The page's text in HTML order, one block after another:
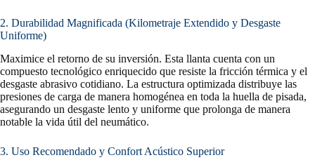
2. Durabilidad Magnificada (Kilometraje Extendido y Desgaste
Uniforme)
Maximice el retorno de su inversión. Esta llanta cuenta con un
compuesto tecnológico enriquecido que resiste la fricción térmica y el
desgaste abrasivo cotidiano. La estructura optimizada distribuye las
presiones de carga de manera homogénea en toda la huella de pisada,
asegurando un desgaste lento y uniforme que prolonga de manera
notable la vida útil del neumático.
3. Uso Recomendado y Confort Acústico Superior